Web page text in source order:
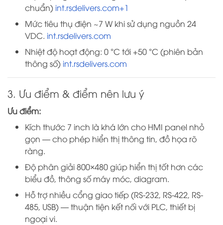
chuẩn) int.rsdelivers.com+1
Mức tiêu thụ điện ~7 W khi sử dụng nguồn 24
VDC. int.rsdelivers.com
Nhiệt độ hoạt động: 0 °C tới +50 °C (phiên bản
thông số) int.rsdelivers.com
3. Ưu điểm & điểm nên lưu ý
Ưu điểm:
Kích thước 7 inch là khá lớn cho HMI panel nhỏ
gọn — cho phép hiển thị thông tin, đồ họa rõ
ràng.
Độ phân giải 800×480 giúp hiển thị tốt hơn các
biểu đồ, thông số máy móc, diagram.
Hỗ trợ nhiều cổng giao tiếp (RS-232, RS-422, RS-
485, USB) — thuận tiện kết nối với PLC, thiết bị
ngoại vi.